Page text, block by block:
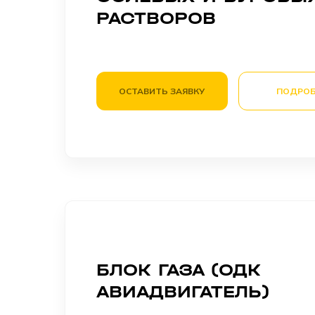
РАСТВОРОВ
ОСТАВИТЬ ЗАЯВКУ
БЛОК ГАЗА (ОДК
АВИАДВИГАТЕЛЬ)